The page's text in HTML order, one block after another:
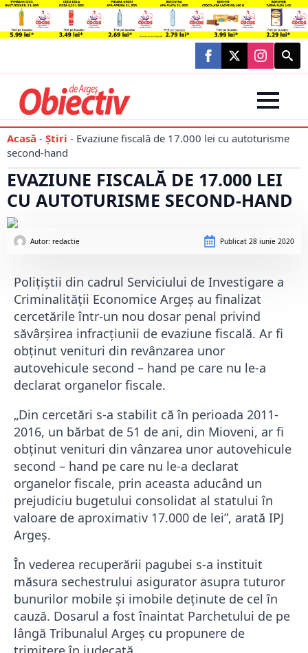
Search
for:
Acasă - Știri - Evaziune fiscală de 17.000 lei cu autoturisme
second-hand
EVAZIUNE FISCALĂ DE 17.000 LEI
CU AUTOTURISME SECOND-HAND
Autor: redactie Publicat 28 iunie 2020
Polițiștii din cadrul Serviciului de Investigare a
Criminalității Economice Argeș au finalizat
cercetările într-un nou dosar penal privind
săvârșirea infracțiunii de evaziune fiscală. Ar fi
obținut venituri din revânzarea unor
autovehicule second – hand pe care nu le-a
declarat organelor fiscale.
„Din cercetări s-a stabilit că în perioada 2011-
2016, un bărbat de 51 de ani, din Mioveni, ar fi
obținut venituri din vânzarea unor autovehicule
second – hand pe care nu le-a declarat
organelor fiscale, prin aceasta aducând un
prejudiciu bugetului consolidat al statului în
valoare de aproximativ 17.000 de lei”, arată IPJ
Argeș.
În vederea recuperării pagubei s-a instituit
măsura sechestrului asigurator asupra tuturor
bunurilor mobile și imobile deținute de cel în
cauză. Dosarul a fost înaintat Parchetului de pe
lângă Tribunalul Argeș cu propunere de